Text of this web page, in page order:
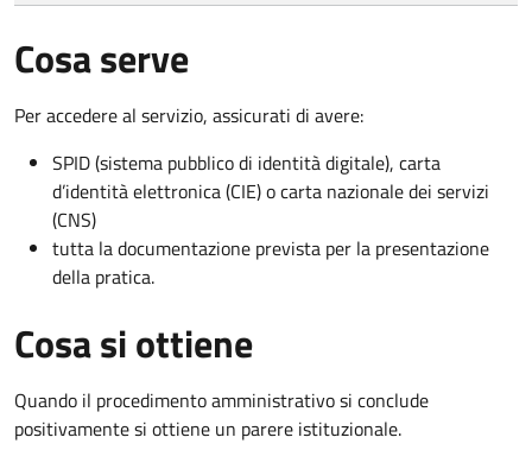
Cosa serve
Per accedere al servizio, assicurati di avere:
SPID (sistema pubblico di identità digitale), carta
d’identità elettronica (CIE) o carta nazionale dei servizi
(CNS)
tutta la documentazione prevista per la presentazione
della pratica.
Cosa si ottiene
Quando il procedimento amministrativo si conclude
positivamente si ottiene un parere istituzionale.